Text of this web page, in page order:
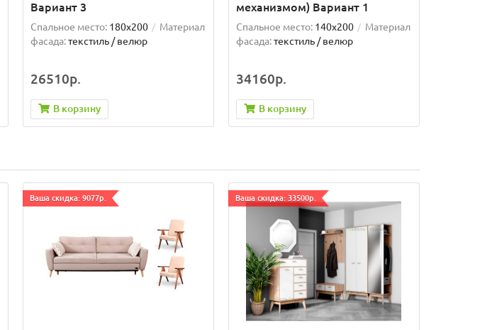
Вариант 3
Спальное место: 180x200
Материал
фасада:текстиль / велюр
26510р.
В корзину
механизмом) Вариант 1
Спальное место: 140x200
Материал
фасада:текстиль / велюр
34160р.
В корзину
Ваша скидка: 9077р. Ваша скидка: 33500р.